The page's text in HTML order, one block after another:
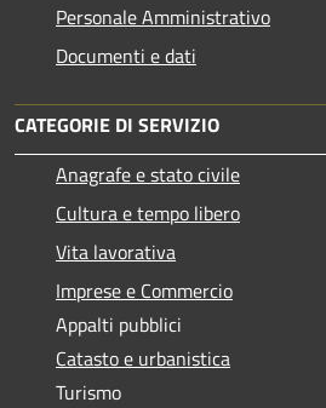
Personale Amministrativo
Documenti e dati
CATEGORIE DI SERVIZIO
Anagrafe e stato civile
Cultura e tempo libero
Vita lavorativa
Imprese e Commercio
Appalti pubblici
Catasto e urbanistica
Turismo